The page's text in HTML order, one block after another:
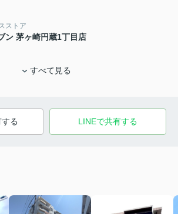
ストア
ン 茅ヶ崎円蔵1丁目店
すべて見る
る LINEで共有する